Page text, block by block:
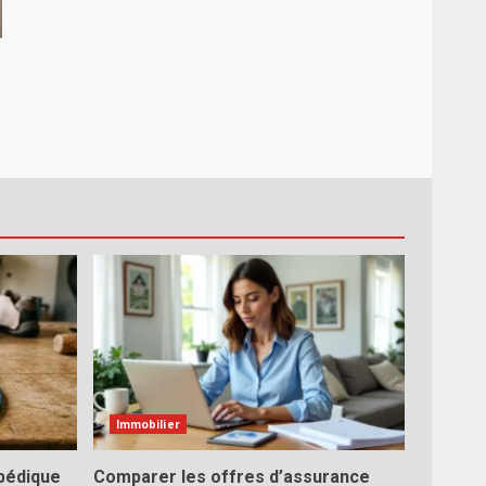
Immobilier
Comparer les offres d’assurance